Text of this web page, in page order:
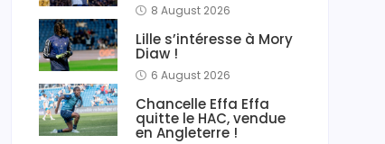
8 August 2026
Lille s’intéresse à Mory
Diaw !
6 August 2026
Chancelle Effa Effa
quitte le HAC, vendue
en Angleterre !